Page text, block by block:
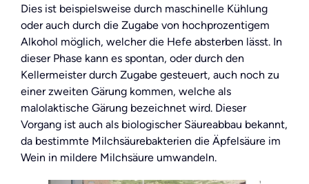
Dies ist beispielsweise durch maschinelle Kühlung
oder auch durch die Zugabe von hochprozentigem
Alkohol möglich, welcher die Hefe absterben lässt. In
dieser Phase kann es spontan, oder durch den
Kellermeister durch Zugabe gesteuert, auch noch zu
einer zweiten Gärung kommen, welche als
malolaktische Gärung bezeichnet wird. Dieser
Vorgang ist auch als biologischer Säureabbau bekannt,
da bestimmte Milchsäurebakterien die Äpfelsäure im
Wein in mildere Milchsäure umwandeln.